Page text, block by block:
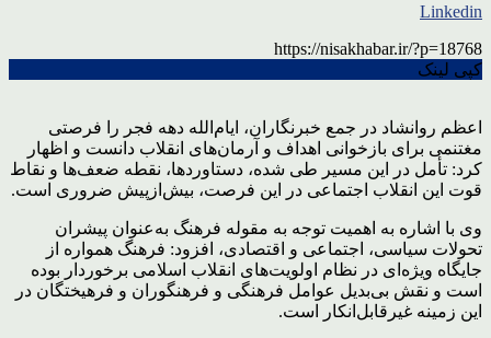
Linkedin
https://nisakhabar.ir/?p=18768
کپی لینک
اعظم روانشاد در جمع خبرنگاران، ایام‌الله دهه فجر را فرصتی
مغتنمی برای بازخوانی اهداف و آرمان‌های انقلاب دانست و اظهار
کرد: تأمل در این مسیر طی شده، دستاوردها، نقطه ضعف‌ها و نقاط
قوت این انقلاب اجتماعی در این فرصت، بیش‌ازپیش ضروری است.
وی با اشاره به اهمیت توجه به مقوله فرهنگ به‌عنوان پیشران
تحولات سیاسی، اجتماعی و اقتصادی، افزود: فرهنگ همواره از
جایگاه ویژه‌ای در نظام اولویت‌های انقلاب اسلامی برخوردار بوده
است و نقش بی‌بدیل عوامل فرهنگی و فرهنگوران و فرهیختگان در
این زمینه غیرقابل‌انکار است.